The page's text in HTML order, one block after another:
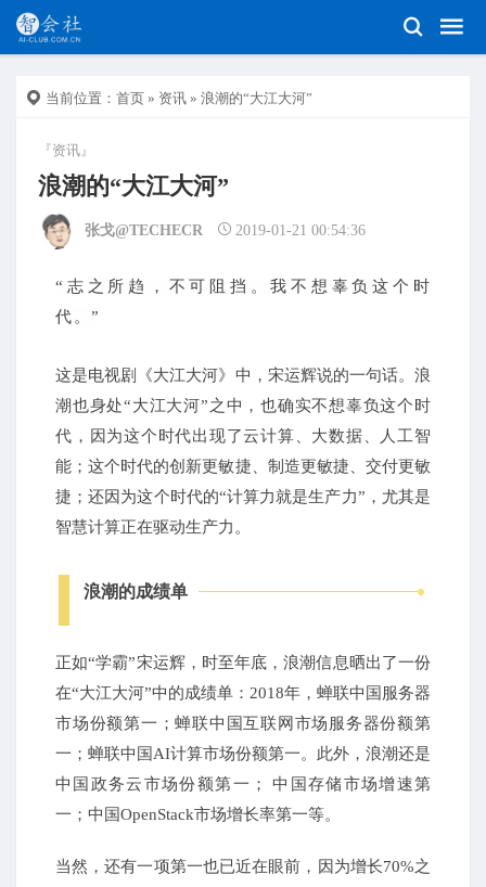
当前位置： 首页 » 资讯 » 浪潮的“大江大河”
『资讯』
浪潮的“大江大河”
张戈@TECHECR 2019-01-21 00:54:36
“志之所趋，不可阻挡。我不想辜负这个时
代。”
这是电视剧《大江大河》中，宋运辉说的一句话。浪
潮也身处“大江大河”之中，也确实不想辜负这个时
代，因为这个时代出现了云计算、大数据、人工智
能；这个时代的创新更敏捷、制造更敏捷、交付更敏
捷；还因为这个时代的“计算力就是生产力”，尤其是
智慧计算正在驱动生产力。
浪潮的成绩单
正如“学霸”宋运辉，时至年底，浪潮信息晒出了一份
在“大江大河”中的成绩单：2018年，蝉联中国服务器
市场份额第一；蝉联中国互联网市场服务器份额第
一；蝉联中国AI计算市场份额第一。此外，浪潮还是
中国政务云市场份额第一；
中国存储市场增速第
一；中国OpenStack市场增长率第一等。
当然，还有一项第一也已近在眼前，因为增长70%之